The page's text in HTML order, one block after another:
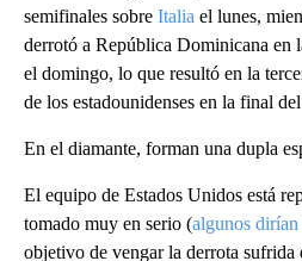
semifinales sobre Italia el lunes,
derrotó a República Dominicana en
el domingo, lo que resultó en la
de los estadounidenses en la final
En el diamante, forman una dupla
El equipo de Estados Unidos está
tomado muy en serio (algunos dirían
objetivo de vengar la derrota